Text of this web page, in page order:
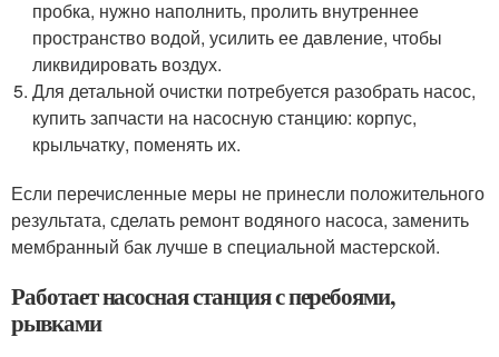
пробка, нужно наполнить, пролить внутреннее
пространство водой, усилить ее давление, чтобы
ликвидировать воздух.
Для детальной очистки потребуется разобрать насос,
купить запчасти на насосную станцию: корпус,
крыльчатку, поменять их.
Если перечисленные меры не принесли положительного
результата, сделать ремонт водяного насоса, заменить
мембранный бак лучше в специальной мастерской.
Работает насосная станция с перебоями,
рывками